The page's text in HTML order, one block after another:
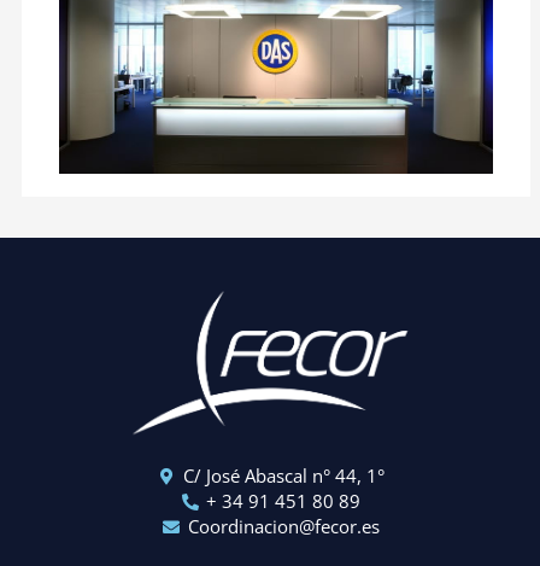
C/ José Abascal n° 44, 1°
+ 34 91 451 80 89
Coordinacion@fecor.es